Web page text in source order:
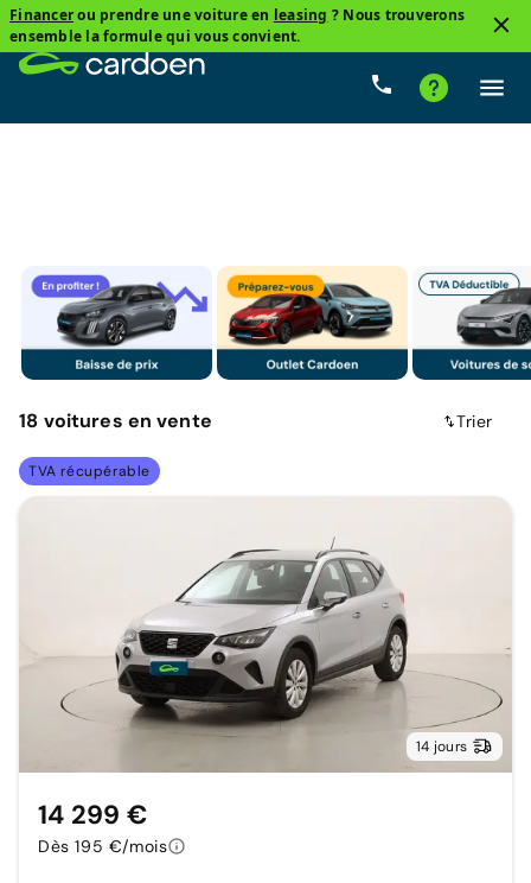
Financerou prendre une voiture en leasing ? Nous trouverons
ensemble la formule qui vous convient.
Carburant
18 voitures en vente Trier
TVA récupérable
14 jours
14 299 €
Dès 195 €/mois